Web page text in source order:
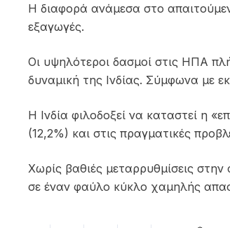
Η διαφορά ανάμεσα στο
εξαγωγές.
Οι υψηλότεροι δασμοί στις ΗΠΑ
δυναμική της Ινδίας. Σύμφωνα με
Η Ινδία φιλοδοξεί να καταστεί η
(12,2%) και στις πραγματικές
Χωρίς βαθιές μεταρρυθμίσεις
σε έναν φαύλο κύκλο χαμηλής